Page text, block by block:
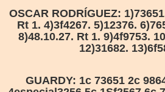
OSCAR RODRÍGUEZ:
Rt 1. 4)3f4267. 5)12376.
8)48.10.27. Rt 1. 9)4f9753.
12)31682.
GUARDY: 1c 73651 2c